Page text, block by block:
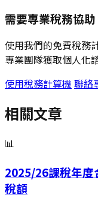
需要專業稅務協助
使用我們的免費稅務
專業團隊獲取個人化
使用稅務計算機 聯絡
相關文章
📊
2025/26課稅年度
稅額